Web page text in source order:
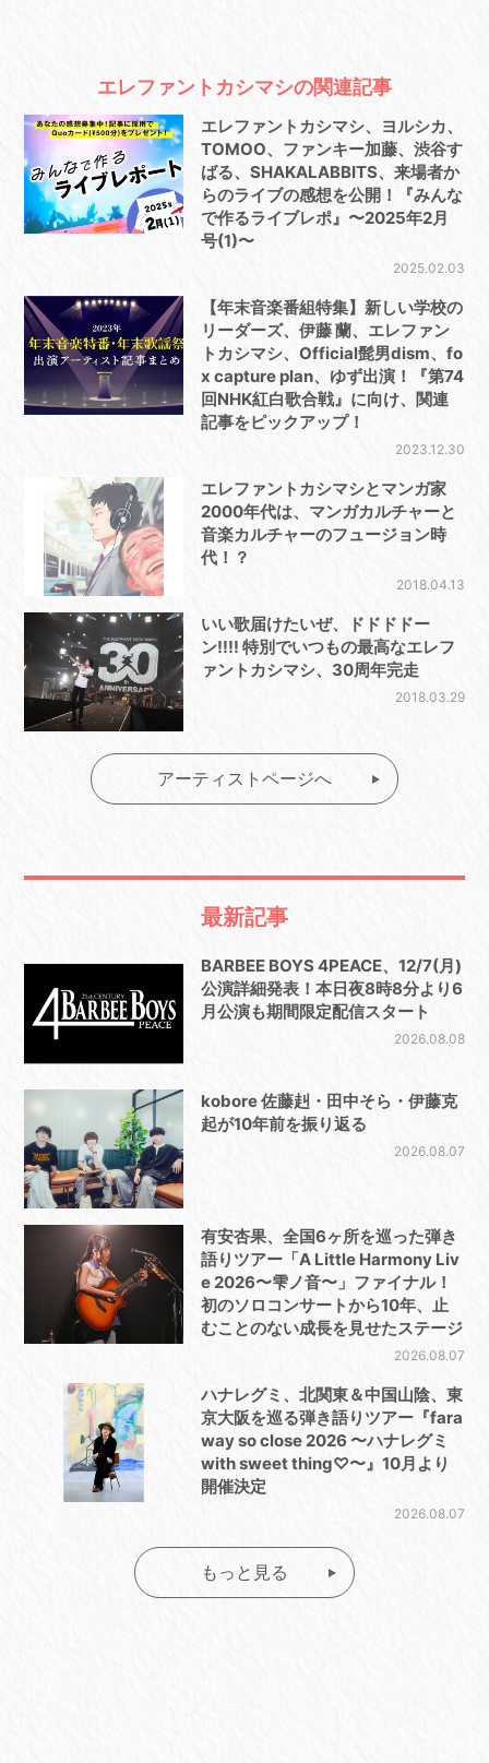
エレファントカシマシの関連記事
エレファントカシマシ、ヨルシカ、
TOMOO、ファンキー加藤、渋谷す
ばる、SHAKALABBITS、来場者か
らのライブの感想を公開！『みんな
で作るライブレポ』〜2025年2月
号(1)〜
2025.02.03
【年末音楽番組特集】新しい学校の
リーダーズ、伊藤 蘭、エレファン
トカシマシ、Official髭男dism、fo
x capture plan、ゆず出演！『第74
回NHK紅白歌合戦』に向け、関連
記事をピックアップ！
2023.12.30
エレファントカシマシとマンガ家
2000年代は、マンガカルチャーと
音楽カルチャーのフュージョン時
代！？
2018.04.13
いい歌届けたいぜ、ドドドドー
ン!!!! 特別でいつもの最高なエレフ
ァントカシマシ、30周年完走
2018.03.29
アーティストページへ
最新記事
BARBEE BOYS 4PEACE、12/7(月)
公演詳細発表！本日夜8時8分より6
月公演も期間限定配信スタート
2026.08.08
kobore 佐藤赳・田中そら・伊藤克
起が10年前を振り返る
2026.08.07
有安杏果、全国6ヶ所を巡った弾き
語りツアー「A Little Harmony Liv
e 2026〜雫ノ音〜」ファイナル！
初のソロコンサートから10年、止
むことのない成長を見せたステージ
2026.08.07
ハナレグミ、北関東＆中国山陰、東
京大阪を巡る弾き語りツアー『fara
way so close 2026 〜ハナレグミ
with sweet thing♡〜』10月より
開催決定
2026.08.07
もっと見る